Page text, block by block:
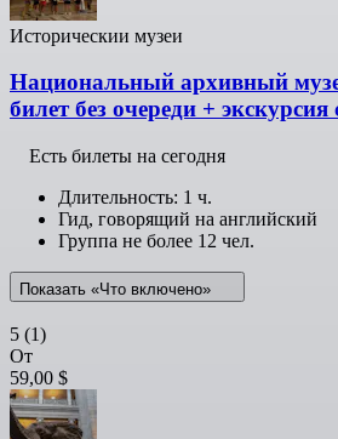
Историческии музеи
Национальный архивный
билет без очереди + экскурсия
Есть билеты на сегодня
Длительность: 1 ч.
Гид, говорящий на английский
Группа не более 12 чел.
Показать «Что включено»
5 (1)
От
59,00 $